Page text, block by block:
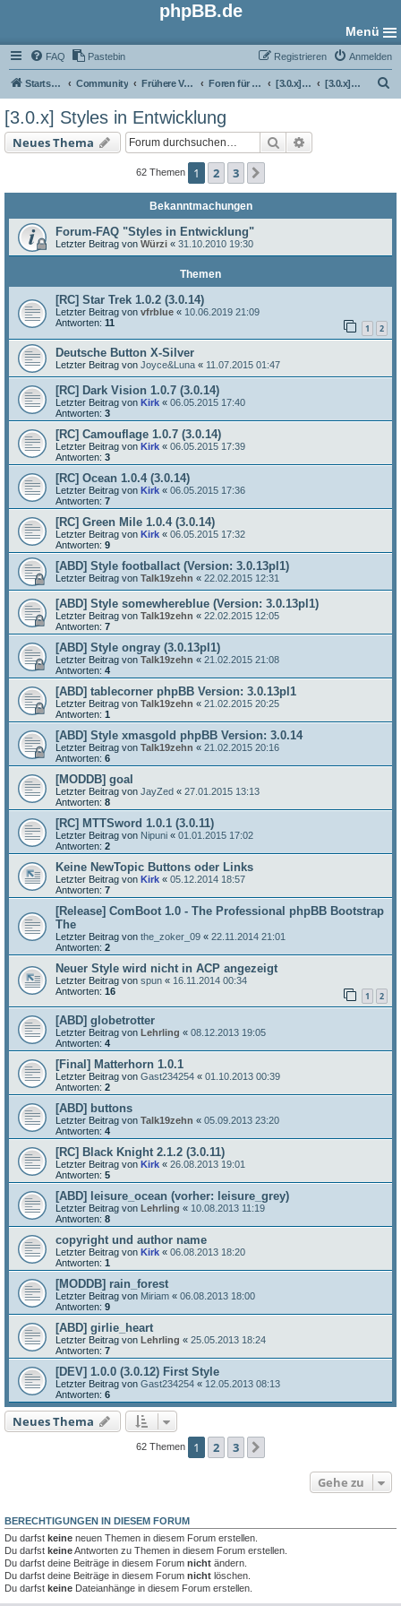
phpBB.de
Menü
FAQ Pastebin Anmelden
Registrieren
Startseite Community Frühere Versionen Foren für phpBB 3.0 [3.0.x] Style-Foren [3.0.x] Styles in Entwicklung
[3.0.x] Styles in Entwicklung
Neues Thema Suche
62 Themen 1 2 3
Bekanntmachungen
Forum-FAQ "Styles in Entwicklung"
Letzter Beitrag von Würzi « 31.10.2010 19:30
Themen
[RC] Star Trek 1.0.2 (3.0.14)
Letzter Beitrag von vfrblue « 10.06.2019 21:09
Antworten: 11 1 2
Deutsche Button X-Silver
Letzter Beitrag von Joyce&Luna « 11.07.2015 01:47
[RC] Dark Vision 1.0.7 (3.0.14)
Letzter Beitrag von Kirk « 06.05.2015 17:40
Antworten: 3
[RC] Camouflage 1.0.7 (3.0.14)
Letzter Beitrag von Kirk « 06.05.2015 17:39
Antworten: 3
[RC] Ocean 1.0.4 (3.0.14)
Letzter Beitrag von Kirk « 06.05.2015 17:36
Antworten: 7
[RC] Green Mile 1.0.4 (3.0.14)
Letzter Beitrag von Kirk « 06.05.2015 17:32
Antworten: 9
[ABD] Style footballact (Version: 3.0.13pl1)
Letzter Beitrag von Talk19zehn « 22.02.2015 12:31
[ABD] Style somewhereblue (Version: 3.0.13pl1)
Letzter Beitrag von Talk19zehn « 22.02.2015 12:05
Antworten: 7
[ABD] Style ongray (3.0.13pl1)
Letzter Beitrag von Talk19zehn « 21.02.2015 21:08
Antworten: 4
[ABD] tablecorner phpBB Version: 3.0.13pl1
Letzter Beitrag von Talk19zehn « 21.02.2015 20:25
Antworten: 1
[ABD] Style xmasgold phpBB Version: 3.0.14
Letzter Beitrag von Talk19zehn « 21.02.2015 20:16
Antworten: 6
[MODDB] goal
Letzter Beitrag von JayZed « 27.01.2015 13:13
Antworten: 8
[RC] MTTSword 1.0.1 (3.0.11)
Letzter Beitrag von Nipuni « 01.01.2015 17:02
Antworten: 2
Keine NewTopic Buttons oder Links
Letzter Beitrag von Kirk « 05.12.2014 18:57
Antworten: 7
[Release] ComBoot 1.0 - The Professional phpBB Bootstrap
The
Letzter Beitrag von the_zoker_09 « 22.11.2014 21:01
Antworten: 2
Neuer Style wird nicht in ACP angezeigt
Letzter Beitrag von spun « 16.11.2014 00:34
Antworten: 16 1 2
[ABD] globetrotter
Letzter Beitrag von Lehrling « 08.12.2013 19:05
Antworten: 4
[Final] Matterhorn 1.0.1
Letzter Beitrag von Gast234254 « 01.10.2013 00:39
Antworten: 2
[ABD] buttons
Letzter Beitrag von Talk19zehn « 05.09.2013 23:20
Antworten: 4
[RC] Black Knight 2.1.2 (3.0.11)
Letzter Beitrag von Kirk « 26.08.2013 19:01
Antworten: 5
[ABD] leisure_ocean (vorher: leisure_grey)
Letzter Beitrag von Lehrling « 10.08.2013 11:19
Antworten: 8
copyright und author name
Letzter Beitrag von Kirk « 06.08.2013 18:20
Antworten: 1
[MODDB] rain_forest
Letzter Beitrag von Miriam « 06.08.2013 18:00
Antworten: 9
[ABD] girlie_heart
Letzter Beitrag von Lehrling « 25.05.2013 18:24
Antworten: 7
[DEV] 1.0.0 (3.0.12) First Style
Letzter Beitrag von Gast234254 « 12.05.2013 08:13
Antworten: 6
Neues Thema
62 Themen 1 2 3
Gehe zu
BERECHTIGUNGEN IN DIESEM FORUM
Du darfst keine neuen Themen in diesem Forum erstellen.
Du darfst keineAntworten zu Themen in diesem Forum erstellen.
Du darfst deine Beiträge in diesem Forum nicht ändern.
Du darfst deine Beiträge in diesem Forum nicht löschen.
Du darfst keine Dateianhänge in diesem Forum erstellen.